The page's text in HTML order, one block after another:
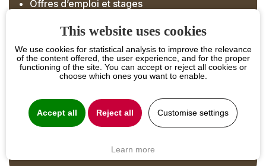
Offres d’emploi et stages
Nous contacter
Menu
Marchés publics et annonces officielles
Offres d'emplois et de stage
This website uses cookies
We use cookies for statistical analysis to improve the relevance
of the content offered, the user experience, and for the proper
functioning of the site. You can accept or reject all cookies or
choose which ones you want to enable.
Accept all Reject all Customise settings
Learn more